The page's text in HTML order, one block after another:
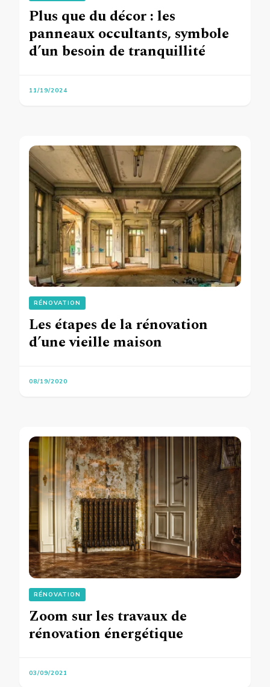
Plus que du décor : les
panneaux occultants, symbole
d’un besoin de tranquillité
11/19/2024
RÉNOVATION
Les étapes de la rénovation
d’une vieille maison
08/19/2020
RÉNOVATION
Zoom sur les travaux de
rénovation énergétique
03/09/2021